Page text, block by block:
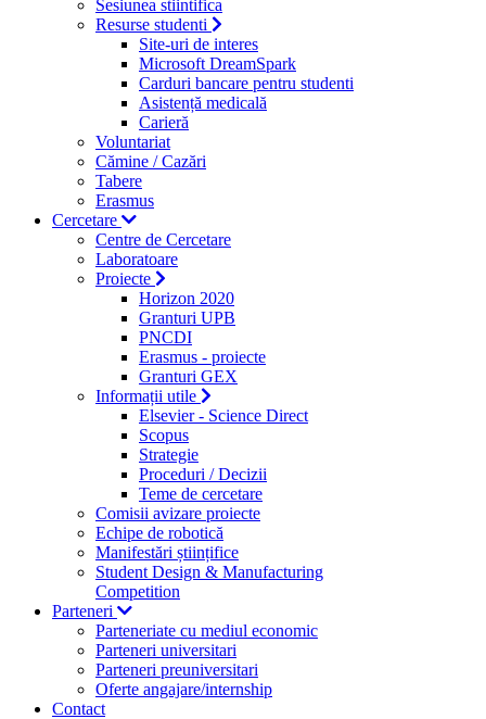
Sesiunea stiintifica
Resurse studenti
Site-uri de interes
Microsoft DreamSpark
Carduri bancare pentru studenti
Asistență medicală
Carieră
Voluntariat
Cămine / Cazări
Tabere
Erasmus
Cercetare
Centre de Cercetare
Laboratoare
Proiecte
Horizon 2020
Granturi UPB
PNCDI
Erasmus - proiecte
Granturi GEX
Informații utile
Elsevier - Science Direct
Scopus
Strategie
Proceduri / Decizii
Teme de cercetare
Comisii avizare proiecte
Echipe de robotică
Manifestări științifice
Student Design & Manufacturing
Competition
Parteneri
Parteneriate cu mediul economic
Parteneri universitari
Parteneri preuniversitari
Oferte angajare/internship
Contact